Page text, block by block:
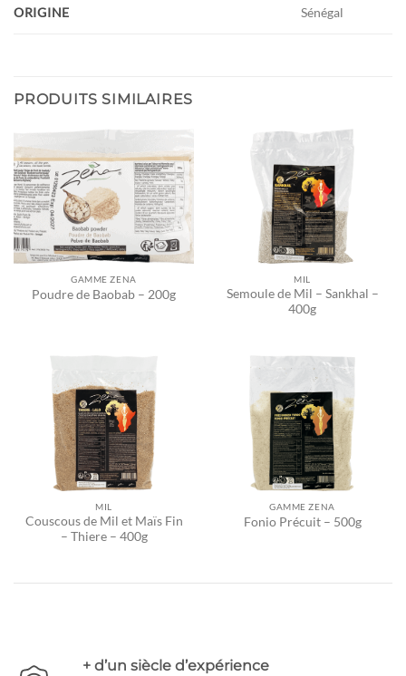
ORIGINE Sénégal
PRODUITS SIMILAIRES
GAMME ZENA
Poudre de Baobab – 200g
MIL
Semoule de Mil – Sankhal –
400g
MIL
Couscous de Mil et Maïs Fin
– Thiere – 400g
GAMME ZENA
Fonio Précuit – 500g
+ d’un siècle d’expérience